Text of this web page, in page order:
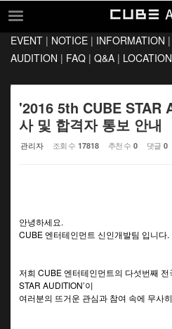
EVENT
INFORMATION
E-MAIL AUDITION
DM AUDITION
LOCATION
EVENT | NOTICE | INFORMATION |
AUDITION | FAQ | Q&A | LOCATION
'2016 5th CUBE STAR
사 및 합격자 통보 안내
관리자 조회 수 17818 추천 수 0 댓글 0
안녕하세요.
CUBE 엔터테인먼트 신인개발팀 입니다.
저희 CUBE 엔터테인먼트의 다섯번째
STAR AUDITION’이
여러분의 뜨거운 관심과 참여 속에 무사